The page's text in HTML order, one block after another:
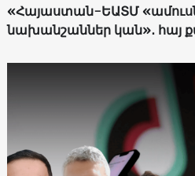
«Հայաստան-ԵԱՏՄ
նախանշաններ կան»․ հայ